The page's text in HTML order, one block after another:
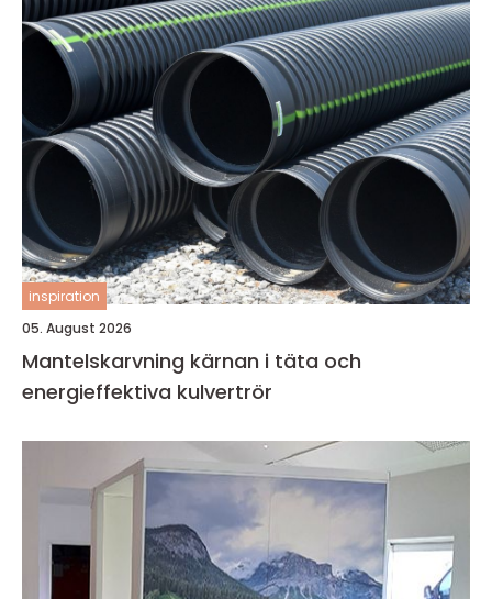
inspiration
05. August 2026
Mantelskarvning kärnan i täta och
energieffektiva kulvertrör